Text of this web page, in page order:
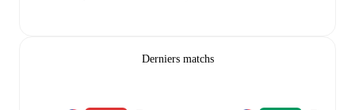
Derniers matchs